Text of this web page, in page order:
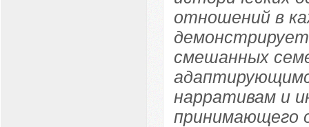
отношений в
смешанных
нарративам и
принимающего